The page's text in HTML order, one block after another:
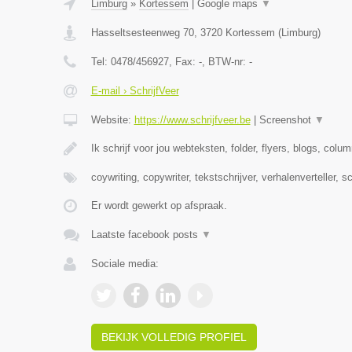
Limburg» Kortessem Google maps ▼
Hasseltsesteenweg 70, 3720 Kortessem (Limburg)
Tel: 0478/456927, Fax: -, BTW-nr: -
E-mail › SchrijfVeer
Website: https://www.schrijfveer.be| Screenshot ▼
Ik schrijf voor jou webteksten, folder, flyers, blogs,
coywriting, copywriter, tekstschrijver, verhalenverteller,
Er wordt gewerkt op afspraak.
Laatste facebook posts ▼
Sociale media:
BEKIJK VOLLEDIG PROFIEL